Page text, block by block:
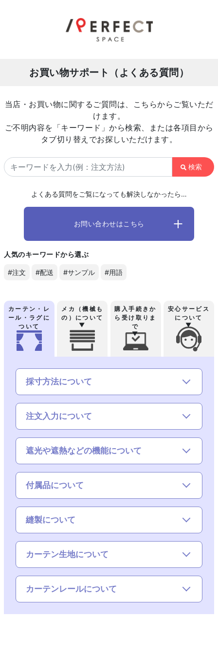
お買い物サポート（よくある質問）
当店・お買い物に関するご質問は、こちらからご覧いただ
けます。
ご不明内容を「キーワード」から検索、または各項目から
タブ切り替えでお探しいただけます。
検索
よくある質問をご覧になっても解決しなかったら…
お問い合わせはこちら
人気のキーワードから選ぶ
#注文 #配送 #サンプル #用語
カーテン・レ
ール・ラグに
ついて
メカ（機械も
の）について
購入手続きか
ら受け取りま
で
安心サービス
について
採寸方法について
注文入力について
遮光や遮熱などの機能について
付属品について
縫製について
カーテン生地について
カーテンレールについて